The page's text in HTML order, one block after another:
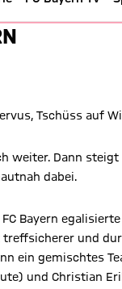
FC
Tschüss auf
weiter. Dann
dabei.
Bayern
und
ein gemischtes
und Christian